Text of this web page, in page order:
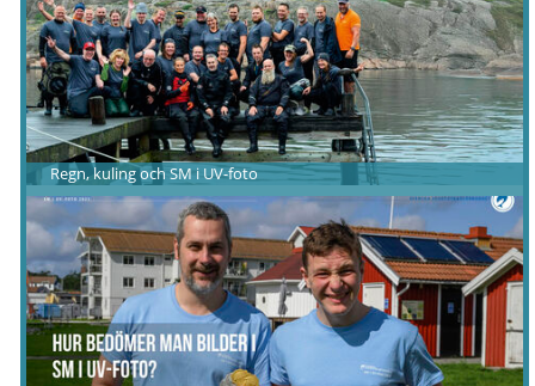
Regn, kuling och SM i UV-foto